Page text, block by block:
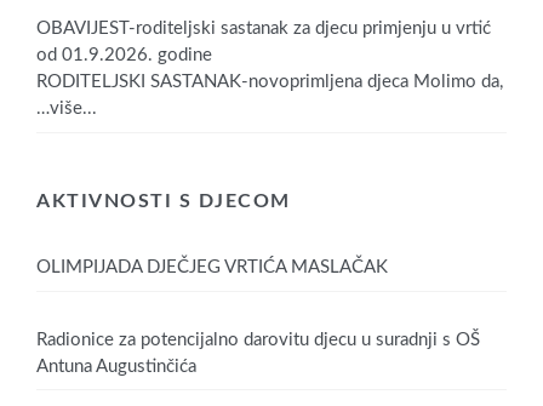
OBAVIJEST-roditeljski sastanak za djecu primjenju u vrtić
od 01.9.2026. godine
RODITELJSKI SASTANAK-novoprimljena djeca Molimo da,
…više...
AKTIVNOSTI S DJECOM
OLIMPIJADA DJEČJEG VRTIĆA MASLAČAK
Radionice za potencijalno darovitu djecu u suradnji s OŠ
Antuna Augustinčića